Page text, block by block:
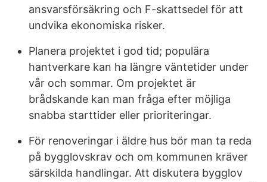
ansvarsförsäkring och F-skattsedel för att
undvika ekonomiska risker.
Planera projektet i god tid; populära
hantverkare kan ha längre väntetider under
vår och sommar. Om projektet är
brådskande kan man fråga efter möjliga
snabba starttider eller prioriteringar.
För renoveringar i äldre hus bör man ta reda
på bygglovskrav och om kommunen kräver
särskilda handlingar. Att diskutera bygglov